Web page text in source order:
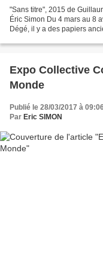
"Sans titre", 2015 de
Éric Simon Du 4 mars au 8
Dégé, il y a des papiers
Expo Collective
Monde
Publié le 28/03/2017 à
Par Eric SIMON